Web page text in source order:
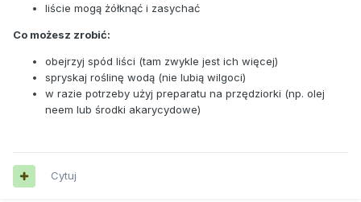
liście mogą żółknąć i zasychać
Co możesz zrobić:
obejrzyj spód liści (tam zwykle jest ich więcej)
spryskaj roślinę wodą (nie lubią wilgoci)
w razie potrzeby użyj preparatu na przędziorki (np. olej
neem lub środki akarycydowe)
Cytuj